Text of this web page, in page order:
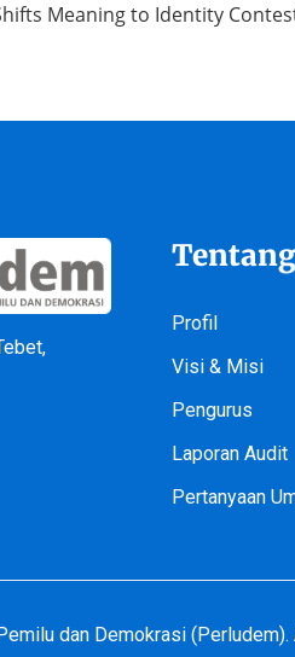
Meaning to Identity
Profil
Visi & Misi
Pengurus
Laporan Audit
Pertanyaan
dan Demokrasi